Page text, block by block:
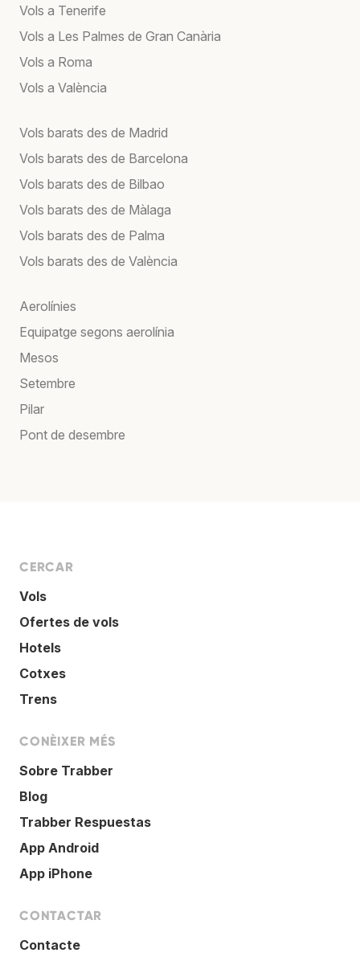
Vols a Tenerife
Vols a Les Palmes de Gran Canària
Vols a Roma
Vols a València
Vols barats des de Madrid
Vols barats des de Barcelona
Vols barats des de Bilbao
Vols barats des de Màlaga
Vols barats des de Palma
Vols barats des de València
Aerolínies
Equipatge segons aerolínia
Mesos
Setembre
Pilar
Pont de desembre
CERCAR
Vols
Ofertes de vols
Hotels
Cotxes
Trens
CONÈIXER MÉS
Sobre Trabber
Blog
Trabber Respuestas
App Android
App iPhone
CONTACTAR
Contacte